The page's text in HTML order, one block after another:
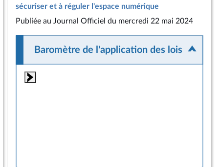
sécuriser et à réguler l'espace numérique
Publiée au Journal Officiel du mercredi 22 mai 2024
Baromètre de l'application des lois